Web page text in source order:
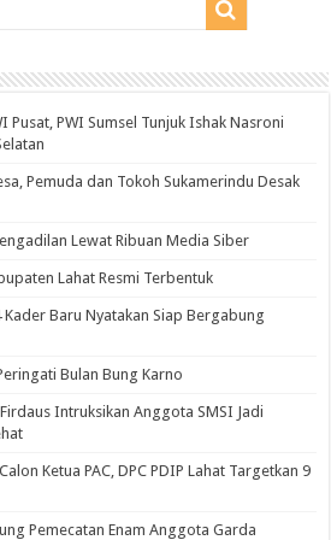
Pusat, PWI Sumsel Tunjuk Ishak Nasroni
Pemuda dan Tokoh Sukamerindu Desak
Lewat Ribuan Media Siber
Lahat Resmi Terbentuk
Baru Nyatakan Siap Bergabung
Bulan Bung Karno
Intruksikan Anggota SMSI Jadi
Ketua PAC, DPC PDIP Lahat Targetkan 9
Pemecatan Enam Anggota Garda